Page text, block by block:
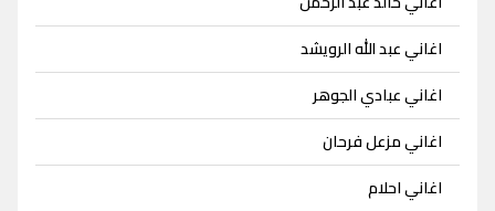
اغاني عبد الله الرويشد
اغاني عبادي الجوهر
اغاني مزعل فرحان
اغاني احلام